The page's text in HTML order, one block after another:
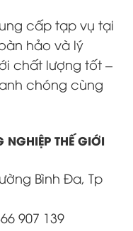
cấp tạp vụ tại
hảo và lý
chất lượng tốt –
chóng cùng
NGHIỆP THẾ GIỚI
Bình Đa, Tp
907 139